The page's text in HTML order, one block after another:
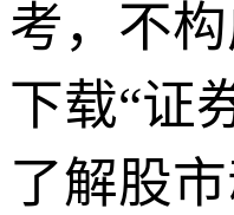
考，不
下载“证
了解股